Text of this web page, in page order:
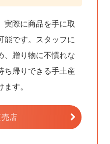
実際に商品を手に取
能です。スタッフに
、贈り物に不慣れな
ち帰りできる手土産
す。
店